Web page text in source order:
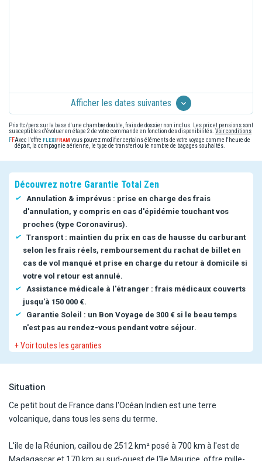
Afficher les dates suivantes
Prix ttc/pers sur la base d'une chambre double, frais de dossier non inclus. Les prix et pensions sont
susceptibles d'évoluer en étape 2 de votre commande en fonction des disponibilités. Voir conditions
Avec l'offre
vous pouvez modifier certains éléments de votre voyage comme l'heure de
départ, la compagnie aérienne, le type de transfert ou le nombre de bagages souhaités.
Découvrez notre Garantie Total Zen
Annulation & imprévus : prise en charge des frais
d'annulation, y compris en cas d'épidémie touchant vos
proches (type Coronavirus).
Transport : maintien du prix en cas de hausse du carburant
selon les frais réels, remboursement du rachat de billet en
cas de vol manqué et prise en charge du retour à domicile si
votre vol retour est annulé.
Assistance médicale à l'étranger : frais médicaux couverts
jusqu'à 150 000 €.
Garantie Soleil : un Bon Voyage de 300 € si le beau temps
n'est pas au rendez-vous pendant votre séjour.
+ Voir toutes les garanties
Situation
Ce petit bout de France dans l'Océan Indien est une terre
volcanique, dans tous les sens du terme.
L'île de la Réunion, caillou de 2512 km² posé à 700 km à l'est de
Madagascar et 170 km au sud-ouest de l'île Maurice, offre mille-